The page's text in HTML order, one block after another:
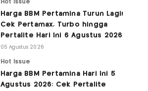
Hot Issue
Harga BBM Pertamina Turun Lagi!
Cek Pertamax, Turbo hingga
Pertalite Hari Ini 6 Agustus 2026
05 Agustus 2026
Hot Issue
Harga BBM Pertamina Hari Ini 5
Agustus 2026: Cek Pertalite